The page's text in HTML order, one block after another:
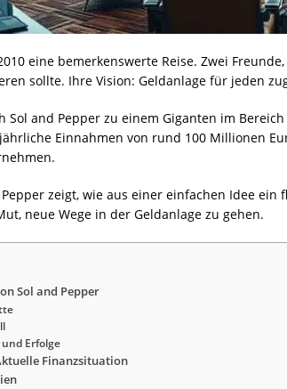
eine bemerkenswerte Reise. Zwei
sollte. Ihre Vision: Geldanlage für jeden
Sol and Pepper zu einem Giganten im
Einnahmen von rund 100 Millionen
zeigt, wie aus einer einfachen Idee
neue Wege in der Geldanlage zu gehen.
Sol and Pepper
Erfolge
Finanzsituation